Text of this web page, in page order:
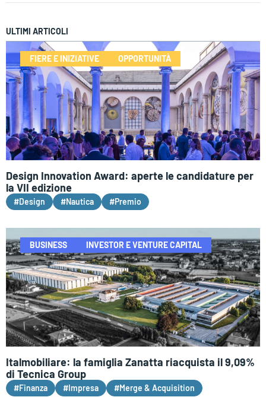
ULTIMI ARTICOLI
FIERE E INIZIATIVE OPPORTUNITÀ
Design Innovation Award: aperte le candidature per
la VII edizione
#Design #Nautica #Premio
BUSINESS INVESTOR E VENTURE CAPITAL
Italmobiliare: la famiglia Zanatta riacquista il 9,09%
di Tecnica Group
#Finanza #Impresa #Merge & Acquisition